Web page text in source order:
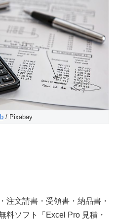
/ Pixabay
注文請書・受領書・納品書・
料ソフト「Excel Pro 見積・